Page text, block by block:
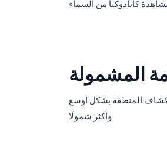
المشمولة
المنطقة بشكل أوسع
وأكثر شمولًا.